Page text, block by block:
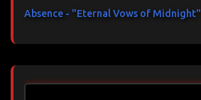
Absence - "Eternal Vows of Midnight"